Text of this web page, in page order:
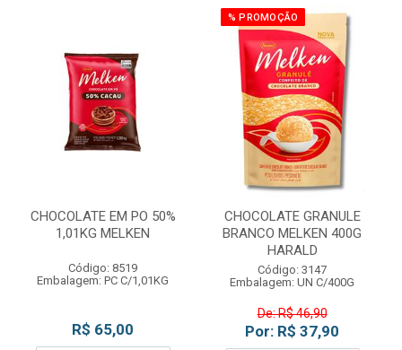
CHOCOLATE EM PO 50%
1,01KG MELKEN
Código: 8519
Embalagem: PC C/1,01KG
R$ 65,00
% PROMOÇÃO
CHOCOLATE GRANULE
BRANCO MELKEN 400G
HARALD
Código: 3147
Embalagem: UN C/400G
De: R$ 46,90
Por: R$ 37,90